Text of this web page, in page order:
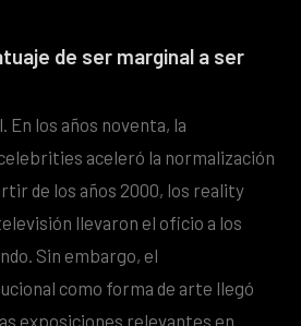
de ser marginal a ser
En los años noventa, la
aceleró la normalización
de los años 2000, los reality
llevaron el oficio a los
Sin embargo, el
como forma de arte llegó
exposiciones relevantes en